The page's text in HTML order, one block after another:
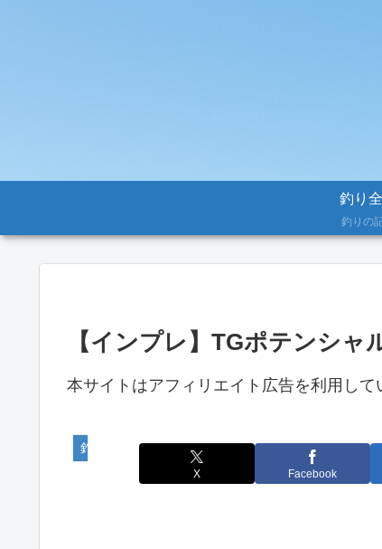
釣り
釣りの
【インプレ】TGポテンシャ
本サイトはアフィリエイト広告を利用して
釣り
X Facebook